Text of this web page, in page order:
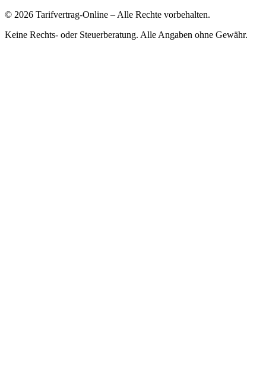
© 2026 Tarifvertrag-Online – Alle Rechte vorbehalten.
Keine Rechts- oder Steuerberatung. Alle Angaben ohne Gewähr.